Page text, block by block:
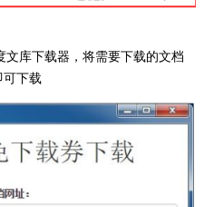
库下载器，将需要下载的文档
下载